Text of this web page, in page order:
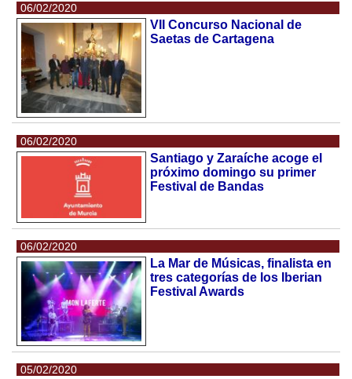
06/02/2020
VII Concurso Nacional de
Saetas de Cartagena
06/02/2020
Santiago y Zaraíche acoge el
próximo domingo su primer
Festival de Bandas
06/02/2020
La Mar de Músicas, finalista en
tres categorías de los Iberian
Festival Awards
05/02/2020